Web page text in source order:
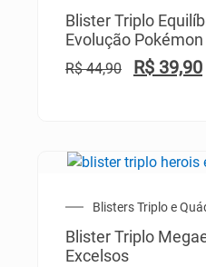
Blister Triplo
Evolução Pokémon
R$44,90 R$ 39,90
Blisters Triplo e
Blister Triplo
Excelsos